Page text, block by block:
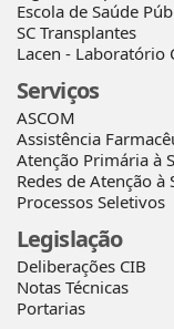
Escola de Saúde
SC Transplantes
Lacen - Laboratório
Serviços
ASCOM
Assistência
Atenção Primária à
Redes de Atenção à
Processos Seletivos
Legislação
Deliberações CIB
Notas Técnicas
Portarias